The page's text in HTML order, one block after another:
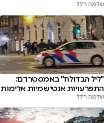
שלמה ריזל
"ליל הבדולח" באמסטרדם:
התפרעויות אנטישמיות אלימות
שלמה ריזל